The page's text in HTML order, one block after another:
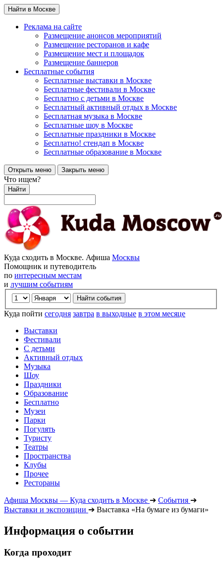
Найти в Москве
Реклама на сайте
Размещение анонсов мероприятий
Размещение ресторанов и кафе
Размещение мест и площадок
Размещение баннеров
Бесплатные события
Бесплатные выставки в Москве
Бесплатные фестивали в Москве
Бесплатно с детьми в Москве
Бесплатный активный отдых в Москве
Бесплатная музыка в Москве
Бесплатные шоу в Москве
Бесплатные праздники в Москве
Бесплатно! стендап в Москве
Бесплатные образование в Москве
Открыть меню Закрыть меню
Что ищем?
Найти
Куда сходить в Москве. Афиша Москвы
Помощник и путеводитель
по интересным местам
и лучшим событиям
Куда пойти сегодня завтра в выходные в этом месяце
Выставки
Фестивали
С детьми
Активный отдых
Музыка
Шоу
Праздники
Образование
Бесплатно
Музеи
Парки
Погулять
Туристу
Театры
Пространства
Клубы
Прочее
Рестораны
Афиша Москвы — Куда сходить в Москве ➔ События ➔
Выставки и экспозиции ➔ Выставка «На бумаге из бумаги»
Информация о событии
Когда проходит